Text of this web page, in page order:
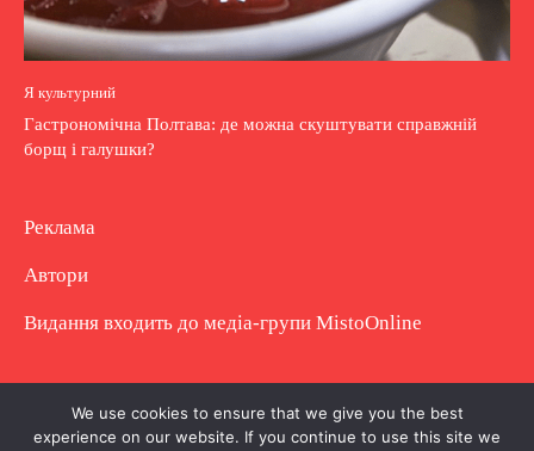
Я культурний
Гастрономічна Полтава: де можна скуштувати справжній
борщ і галушки?
Реклама
Автори
Видання входить до медіа-групи MistoOnline
Copyright © Повне використання матеріалу
заборонено. Частково можна з гіперпосиланням.
We use cookies to ensure that we give you the best
experience on our website. If you continue to use this site we